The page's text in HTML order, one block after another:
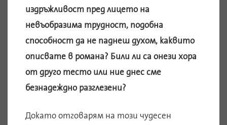
издръжливост пред лицето на
невъобразима трудност, подобна
способност да не паднеш духом, каквито
описвате в романа? Били ли са онези хора
от друго тесто или ние днес сме
безнадеждно разглезени?
Докато отговарям на този чудесен